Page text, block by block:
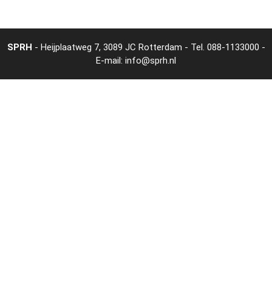
SPRH - Heijplaatweg 7, 3089 JC Rotterdam - Tel. 088-1133000 -
E-mail: info@sprh.nl